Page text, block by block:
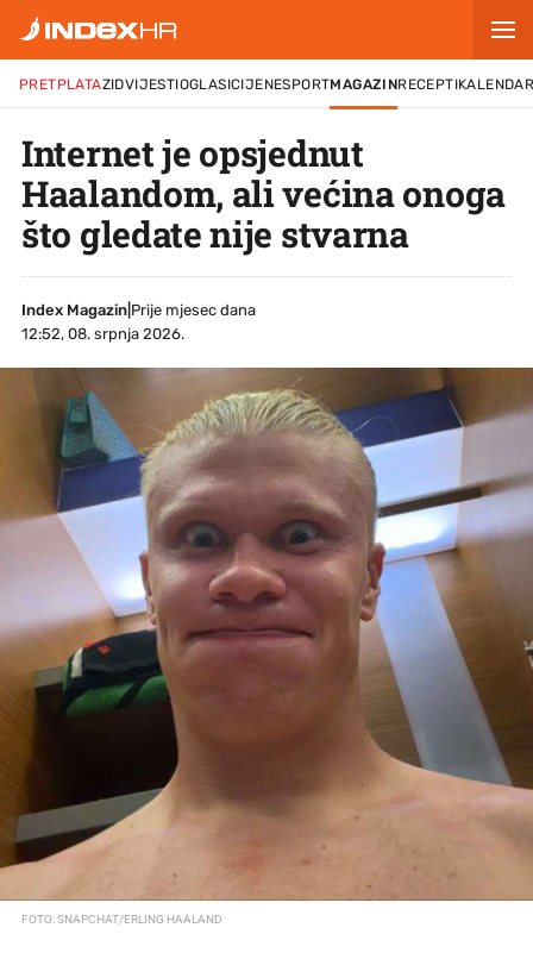
PRETPLATAZIDVIJESTIOGLASICIJENESPORTMAGAZINRECEPTI
Internet je opsjednut
Haalandom, ali većina onoga
što gledate nije stvarna
Index Magazin
Prije mjesec dana
12:52, 08. srpnja 2026.
FOTO: SNAPCHAT/ERLING HAALAND